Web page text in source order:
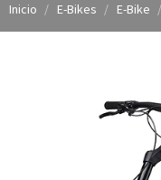
Inicio E-Bikes E-Bike